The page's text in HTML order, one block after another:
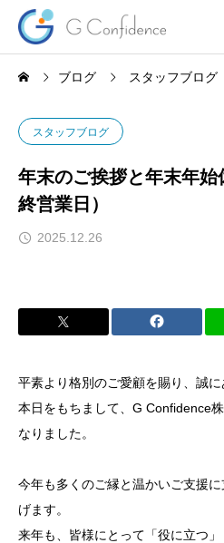
ブログ スタッフブログ
スタッフブログ
年末のご挨拶と年末年
終営業日）
2025.12.26
平素より格別のご愛顧を賜り、誠に
本日をもちまして、G Confidence
なりました。
今年も多くのご縁と温かいご支援
げます。
来年も、皆様にとって「役に立つ